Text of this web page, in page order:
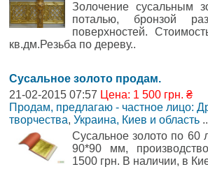
Золочение сусальным
поталью, бронзой
поверхностей.
кв.дм.Резьба по дереву..
Сусальное золото продам.
21-02-2015 07:57 Цена: 1 500 грн. ₴
Продам, предлагаю - частное лицо:
творчества, Украина, Киев и область
Сусальное золото по 60
90*90 мм,
1500 грн. В наличии, в